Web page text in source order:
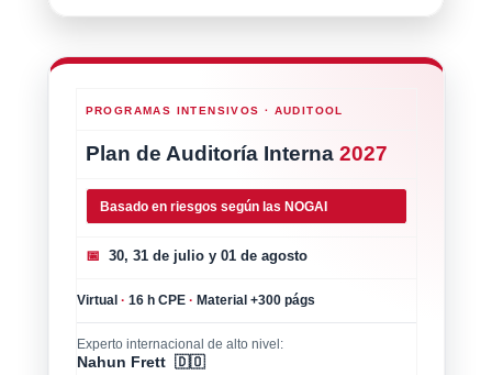
PROGRAMAS INTENSIVOS · AUDITOOL
Plan de Auditoría Interna 2027
Basado en riesgos según las NOGAI
📅 30, 31 de julio y 01 de agosto
Virtual · 16 h CPE · Material +300 págs
Experto internacional de alto nivel:
Nahun Frett 🇩🇴